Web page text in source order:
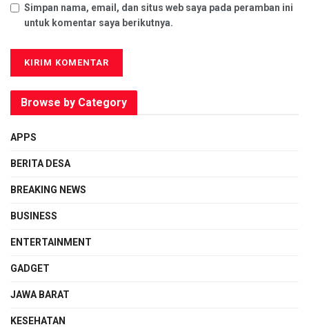
Simpan nama, email, dan situs web saya pada peramban ini
untuk komentar saya berikutnya.
Browse by Category
APPS
BERITA DESA
BREAKING NEWS
BUSINESS
ENTERTAINMENT
GADGET
JAWA BARAT
KESEHATAN